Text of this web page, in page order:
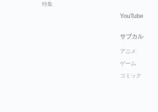
特集
YouTube
サブカル
アニメ
ゲーム
コミック